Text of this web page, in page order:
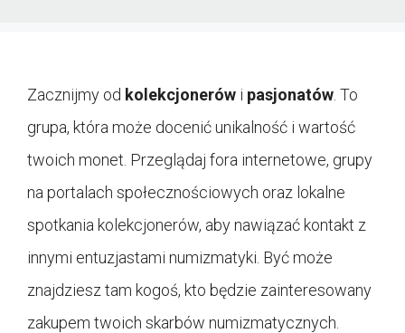
Zacznijmy od kolekcjonerów i pasjonatów . To
grupa, która może docenić unikalność i wartość
twoich monet. Przeglądaj fora internetowe, grupy
na portalach społecznościowych oraz lokalne
spotkania kolekcjonerów, aby nawiązać kontakt z
innymi entuzjastami numizmatyki. Być może
znajdziesz tam kogoś, kto będzie zainteresowany
zakupem twoich skarbów numizmatycznych.